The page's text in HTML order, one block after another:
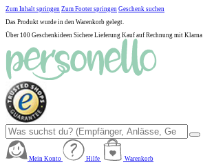
Zum Inhalt springen Zum Footer springen Geschenk suchen
Das Produkt wurde in den Warenkorb gelegt.
Über 100 Geschenkideen Sichere Lieferung Kauf auf Rechnung mit Klarna
Mein Konto Hilfe
Warenkorb